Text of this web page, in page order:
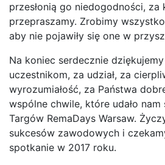
przesłonią go niedogodności, za
przepraszamy. Zrobimy
aby nie pojawiły się one w
Na koniec serdecznie
uczestnikom, za udział, za
wyrozumiałość, za Państwa
wspólne chwile, które udało
Targów RemaDays Warsaw.
sukcesów zawodowych i
spotkanie w 2017 roku.